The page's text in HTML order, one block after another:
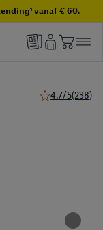
vanaf € 60.
4.7/5(238)